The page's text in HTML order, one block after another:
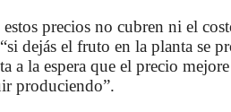
precios no cubren ni el
dejás el fruto en la planta se
a la espera que el precio
produciendo”.